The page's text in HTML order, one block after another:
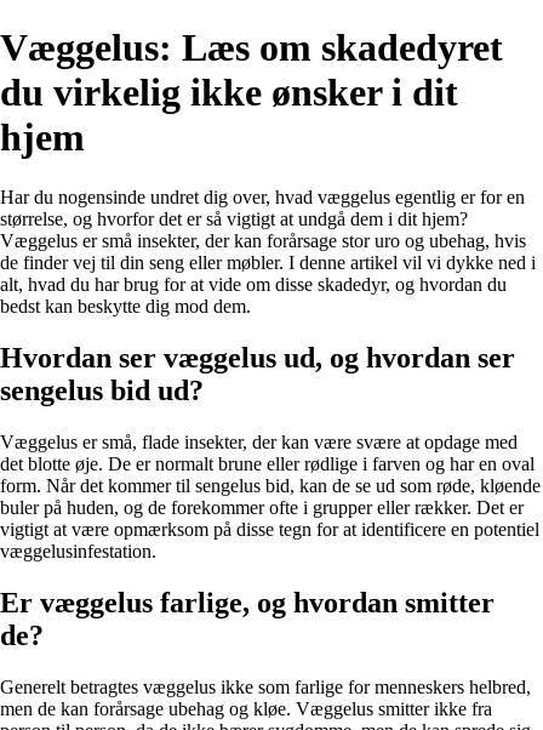
Væggelus: Læs om skadedyret
du virkelig ikke ønsker i dit
hjem
Har du nogensinde undret dig over, hvad væggelus egentlig er for en
størrelse, og hvorfor det er så vigtigt at undgå dem i dit hjem?
Væggelus er små insekter, der kan forårsage stor uro og ubehag, hvis
de finder vej til din seng eller møbler. I denne artikel vil vi dykke ned i
alt, hvad du har brug for at vide om disse skadedyr, og hvordan du
bedst kan beskytte dig mod dem.
Hvordan ser væggelus ud, og hvordan ser
sengelus bid ud?
Væggelus er små, flade insekter, der kan være svære at opdage med
det blotte øje. De er normalt brune eller rødlige i farven og har en oval
form. Når det kommer til sengelus bid, kan de se ud som røde, kløende
buler på huden, og de forekommer ofte i grupper eller rækker. Det er
vigtigt at være opmærksom på disse tegn for at identificere en potentiel
væggelusinfestation.
Er væggelus farlige, og hvordan smitter
de?
Generelt betragtes væggelus ikke som farlige for menneskers helbred,
men de kan forårsage ubehag og kløe. Væggelus smitter ikke fra